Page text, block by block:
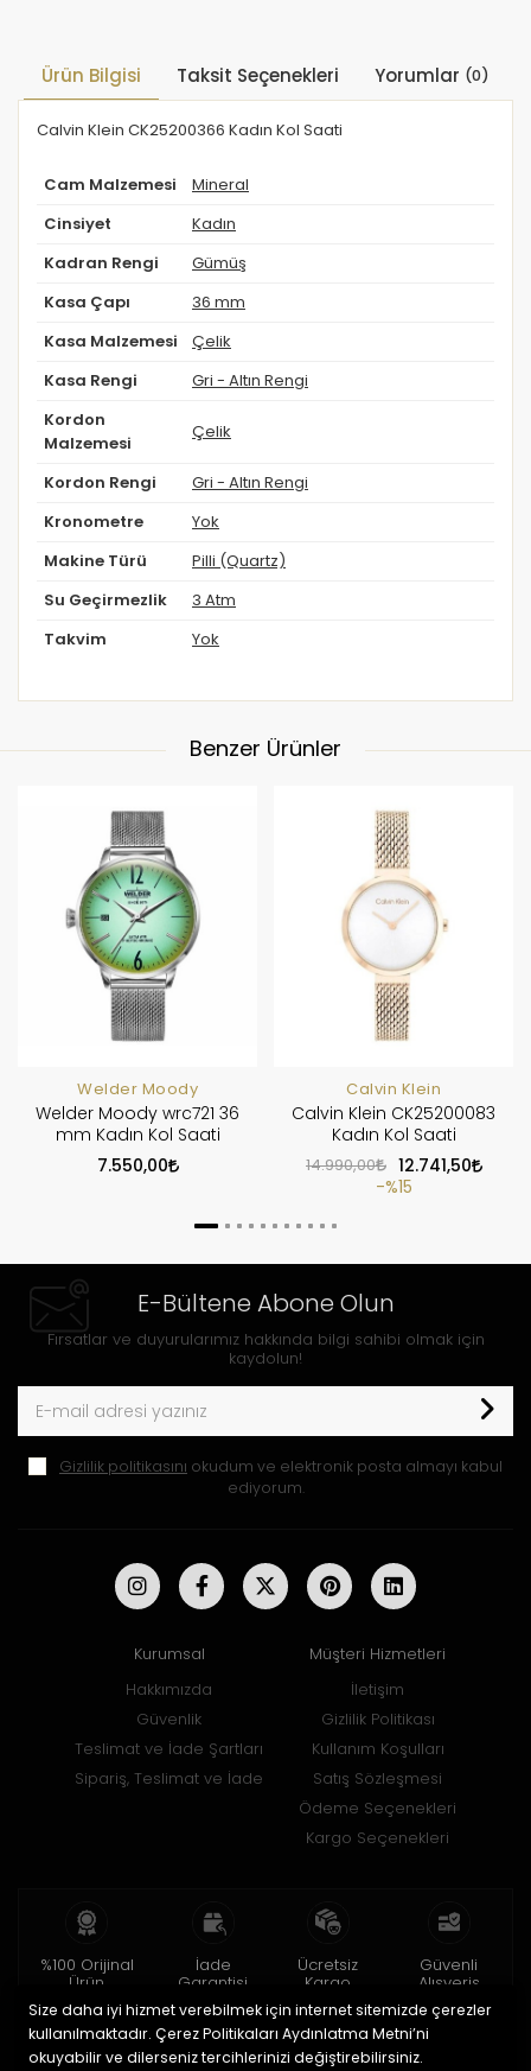
Ürün Bilgisi Taksit Seçenekleri Yorumlar (0)
Calvin Klein CK25200366 Kadın Kol Saati
Cam Malzemesi Mineral
Cinsiyet Kadın
Kadran Rengi Gümüş
Kasa Çapı 36 mm
Kasa Malzemesi Çelik
Kasa Rengi Gri - Altın Rengi
Kordon
Malzemesi
Çelik
Kordon Rengi Gri - Altın Rengi
Kronometre Yok
Makine Türü Pilli (Quartz)
Su Geçirmezlik 3 Atm
Takvim Yok
Benzer Ürünler
Welder Moody
Welder Moody wrc721 36
mm Kadın Kol Saati
7.550,00
Calvin Klein
Calvin Klein CK25200083
Kadın Kol Saati
14.990,00
12.741,50
%15
E-Bültene Abone Olun
Fırsatlar ve duyurularımız hakkında bilgi sahibi olmak için
kaydolun!
Gizlilik politikasını okudum ve elektronik posta almayı kabul
ediyorum.
Kurumsal
Hakkımızda
Güvenlik
Teslimat ve İade Şartları
Sipariş, Teslimat ve İade
Müşteri Hizmetleri
İletişim
Gizlilik Politikası
Kullanım Koşulları
Satış Sözleşmesi
Ödeme Seçenekleri
Kargo Seçenekleri
%100 Orijinal
Ürün
2 yıl garanti
İade
Garantisi
15 gün içinde
iade
Ücretsiz
Kargo
150 TL ve üzeri
Güvenli
Alışveriş
256bit SSL ile
Size daha iyi hizmet verebilmek için internet sitemizde çerezler
kullanılmaktadır. Çerez Politikaları Aydınlatma Metni’ni
okuyabilir ve dilerseniz tercihlerinizi değiştirebilirsiniz.